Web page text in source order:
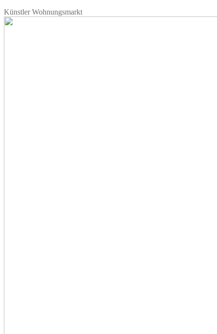
Künstler Wohnungsmarkt